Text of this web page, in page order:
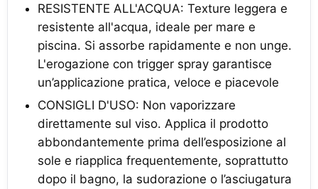
RESISTENTE ALL'ACQUA: Texture leggera e
resistente all'acqua, ideale per mare e
piscina. Si assorbe rapidamente e non unge.
L'erogazione con trigger spray garantisce
un’applicazione pratica, veloce e piacevole
CONSIGLI D'USO: Non vaporizzare
direttamente sul viso. Applica il prodotto
abbondantemente prima dell’esposizione al
sole e riapplica frequentemente, soprattutto
dopo il bagno, la sudorazione o l’asciugatura